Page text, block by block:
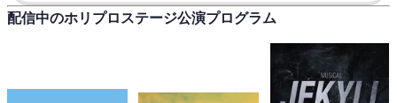
配信中のホリプロステージ公演プログラム